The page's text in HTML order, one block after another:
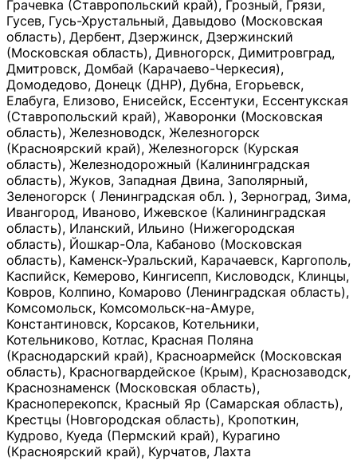
Грачевка (Ставропольский край), Грозный, Грязи,
Гусев, Гусь-Хрустальный, Давыдово (Московская
область), Дербент, Дзержинск, Дзержинский
(Московская область), Дивногорск, Димитровград,
Дмитровск, Домбай (Карачаево-Черкесия),
Домодедово, Донецк (ДНР), Дубна, Егорьевск,
Елабуга, Елизово, Енисейск, Ессентуки, Ессентукская
(Ставропольский край), Жаворонки (Московская
область), Железноводск, Железногорск
(Красноярский край), Железногорск (Курская
область), Железнодорожный (Калининградская
область), Жуков, Западная Двина, Заполярный,
Зеленогорск ( Ленинградская обл. ), Зерноград, Зима,
Ивангород, Иваново, Ижевское (Калининградская
область), Иланский, Ильино (Нижегородская
область), Йошкар-Ола, Кабаново (Московская
область), Каменск-Уральский, Карачаевск, Каргополь,
Каспийск, Кемерово, Кингисепп, Кисловодск, Клинцы,
Ковров, Колпино, Комарово (Ленинградская область),
Комсомольск, Комсомольск-на-Амуре,
Константиновск, Корсаков, Котельники,
Котельниково, Котлас, Красная Поляна
(Краснодарский край), Красноармейск (Московская
область), Красногвардейское (Крым), Краснозаводск,
Краснознаменск (Московская область),
Красноперекопск, Красный Яр (Самарская область),
Крестцы (Новгородская область), Кропоткин,
Кудрово, Куеда (Пермский край), Курагино
(Красноярский край), Курчатов, Лахта